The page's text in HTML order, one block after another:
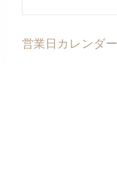
営業日カレンダー